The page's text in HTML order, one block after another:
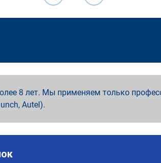
8 лет. Мы применяем только
Autel).